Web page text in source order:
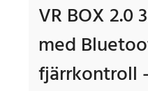
VR BOX 2.0
med
fjärrkontroll